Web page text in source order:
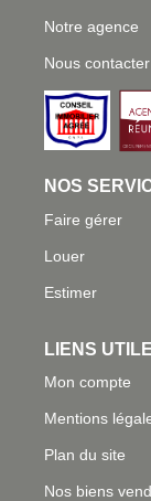
Notre agence
Nous contacter
NOS
Faire gérer
Louer
Estimer
LIENS
Mon compte
Mentions
Plan du site
Nos biens